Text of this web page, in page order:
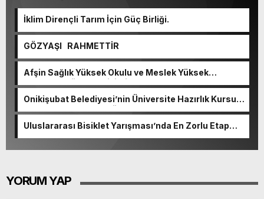
İklim Dirençli Tarım İçin Güç Birliği.
GÖZYAŞI RAHMETTİR
Afşin Sağlık Yüksek Okulu ve Meslek Yüksek
Okulunda görev değişimi!
Onikişubat Belediyesi’nin Üniversite Hazırlık Kursu
başvurularında son gün 7 Ağustos.
Uluslararası Bisiklet Yarışması’nda En Zorlu Etap
YORUM YAP